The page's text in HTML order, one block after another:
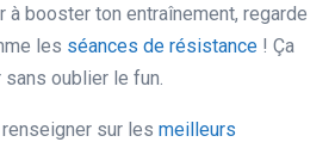
à booster ton entraînement, regarde
les séances de résistance ! Ça
oublier le fun.
sur les meilleurs